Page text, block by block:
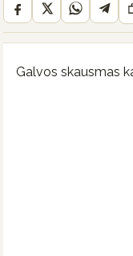
Galvos skausmas